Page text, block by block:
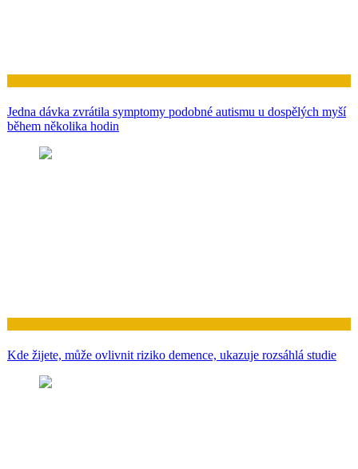
Jedna dávka zvrátila symptomy podobné autismu u dospělých myší
během několika hodin
Kde žijete, může ovlivnit riziko demence, ukazuje rozsáhlá studie